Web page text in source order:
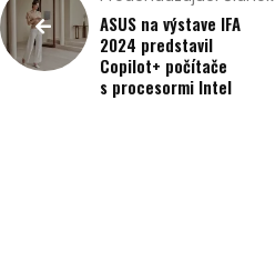
Peniaze,
podnikanie
ASUS na výstave IFA
2024 predstavil
Copilot+ počítače
s procesormi Intel